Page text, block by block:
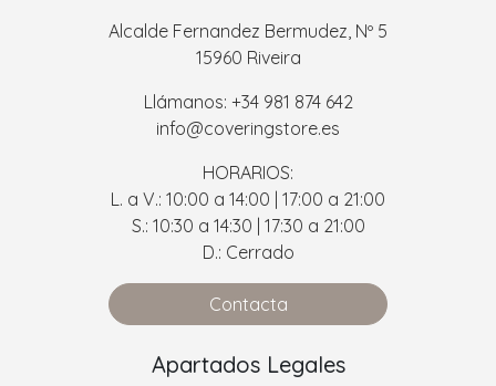
Alcalde Fernandez Bermudez, Nº 5
15960 Riveira
Llámanos: +34 981 874 642
info@coveringstore.es
HORARIOS:
L. a V.: 10:00 a 14:00 | 17:00 a 21:00
S.: 10:30 a 14:30 | 17:30 a 21:00
D.: Cerrado
Contacta
Apartados Legales